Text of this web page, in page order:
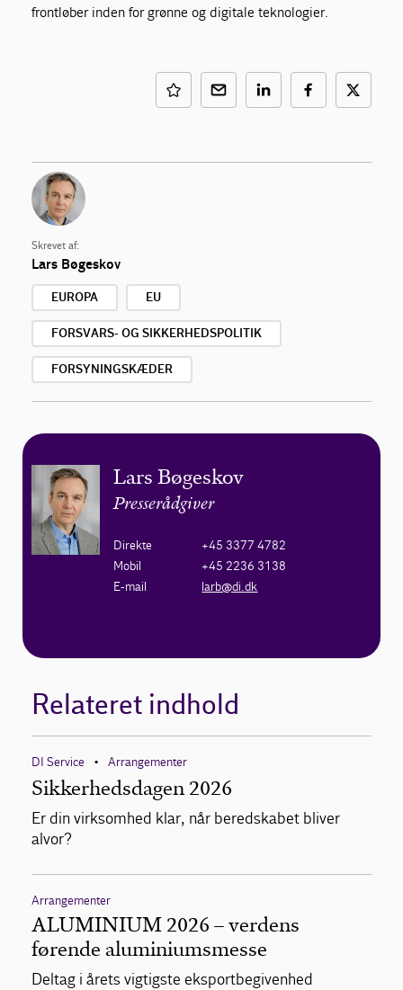
frontløber inden for grønne og digitale teknologier.
Skrevet af:
Lars Bøgeskov
EUROPA EU
FORSVARS- OG SIKKERHEDSPOLITIK
FORSYNINGSKÆDER
Lars Bøgeskov
Presserådgiver
Direkte
+45 3377 4782
Mobil
+45 2236 3138
E-mail
larb@di.dk
Relateret indhold
DI Service • Arrangementer
Sikkerhedsdagen 2026
Er din virksomhed klar, når beredskabet bliver
alvor?
Arrangementer
ALUMINIUM 2026 – verdens
førende aluminiumsmesse
Deltag i årets vigtigste eksportbegivenhed